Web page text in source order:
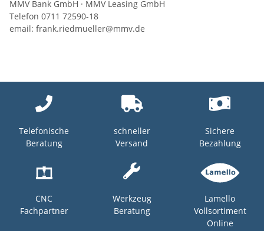
MMV Bank GmbH · MMV Leasing GmbH
Telefon 0711 72590-18
email: frank.riedmueller@mmv.de
Telefonische
Beratung
schneller
Versand
Sichere
Bezahlung
CNC
Fachpartner
Werkzeug
Beratung
Lamello
Vollsortiment
Online